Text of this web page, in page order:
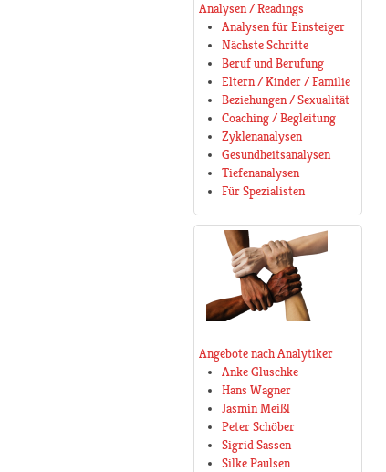
Analysen / Readings
Analysen für Einsteiger
Nächste Schritte
Beruf und Berufung
Eltern / Kinder / Familie
Beziehungen / Sexualität
Coaching / Begleitung
Zyklenanalysen
Gesundheitsanalysen
Tiefenanalysen
Für Spezialisten
Angebote nach Analytiker
Anke Gluschke
Hans Wagner
Jasmin Meißl
Peter Schöber
Sigrid Sassen
Silke Paulsen